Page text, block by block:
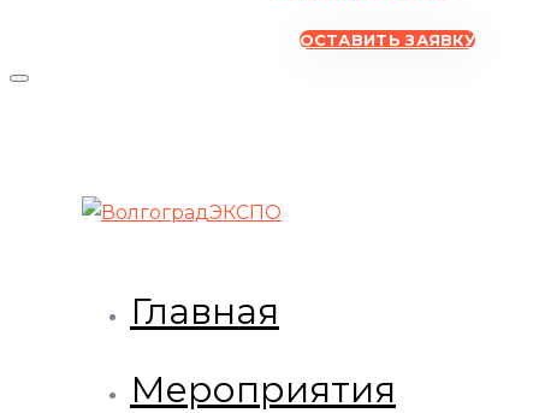
ОСТАВИТЬ ЗАЯВКУ
Главная
Мероприятия